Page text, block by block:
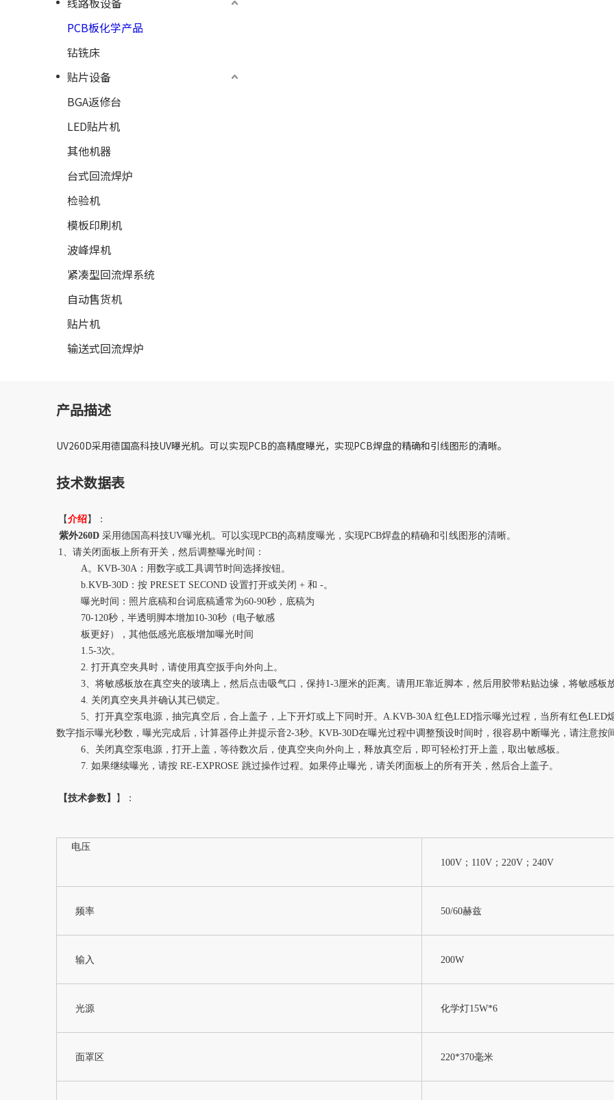
PCB板化学产品
钻铣床
贴片设备
BGA返修台
LED贴片机
其他机器
台式回流焊炉
检验机
模板印刷机
波峰焊机
紧凑型回流焊系统
自动售货机
贴片机
输送式回流焊炉
产品描述
UV260D采用德国高科技UV曝光机。可以实现PCB的高精度曝光，实现PCB焊盘的精确和引线图形的清晰。
技术数据表
【介绍】：
紫外260D 采用德国高科技UV曝光机。可以实现PCB的高精度曝光，实现PCB焊盘的精确和引线图形的清晰。
1、请关闭面板上所有开关，然后调整曝光时间：
A。KVB-30A：用数字或工具调节时间选择按钮。
b.KVB-30D：按 PRESET SECOND 设置打开或关闭 + 和 -。
曝光时间：照片底稿和台词底稿通常为60-90秒，底稿为
70-120秒，半透明脚本增加10-30秒（电子敏感
板更好），其他低感光底板增加曝光时间
1.5-3次。
2. 打开真空夹具时，请使用真空扳手向外向上。
3、将敏感板放在真空夹的玻璃上，然后点击吸气口，保持1-3厘米的距离。请用JE靠近脚本，然后用胶带粘贴边缘，将敏感板
4. 关闭真空夹具并确认其已锁定。
5、打开真空泵电源，抽完真空后，合上盖子，上下开灯或上下同时开。A.KVB-30A 红色LED指示曝光过程，当所有红色LED
数字指示曝光秒数，曝光完成后，计算器停止并提示音2-3秒。KVB-30D在曝光过程中调整预设时间时，很容易中断曝光，请注意按
6、关闭真空泵电源，打开上盖，等待数次后，使真空夹向外向上，释放真空后，即可轻松打开上盖，取出敏感板。
7. 如果继续曝光，请按 RE-EXPROSE 跳过操作过程。如果停止曝光，请关闭面板上的所有开关，然后合上盖子。
【技术参数】 】：
电压
100V；110V；220V；240V
频率 50/60赫兹
输入 200W
光源 化学灯15W*6
面罩区 220*370毫米